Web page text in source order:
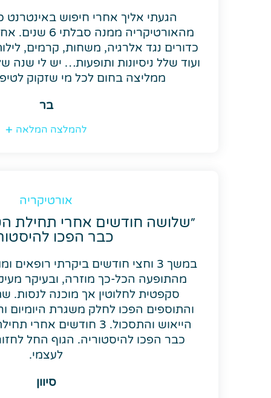
בר
הגעתי אליך אחרי חיפוש
מהאורטיקריה
כדורים נגד אלרגיה, משחות, קרמים,
ועוד שלל ניסיונות ותופעות… יש לי
ממליצה בחום לכל מי שזקוק
להמלצה המלאה
אורטיקריה
״שלושה חודשים אחרי תחילת
כבר הפכו
סיוון
במשך 3 וחצי חודשים ביקרתי
מהתופעה הכל-כך מוזרה, ובעיקר
סקפטית לחלוטין אך מוכנה לנסות.
והתוספים הפכו לחלק משגרת היומיום
הייאוש והתסכול. 3 חודשים
כבר הפכו להיסטוריה. הגוף החל
לעצמי.